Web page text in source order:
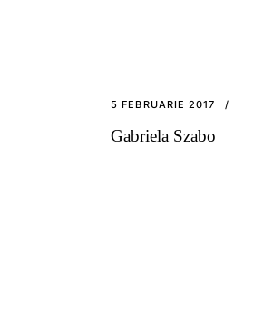
5 FEBRUARIE 2017
Gabriela Szabo